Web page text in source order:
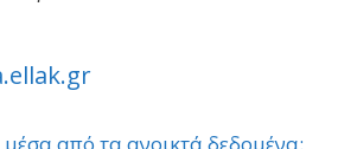
μέσα από τα ανοικτά δεδομένα: